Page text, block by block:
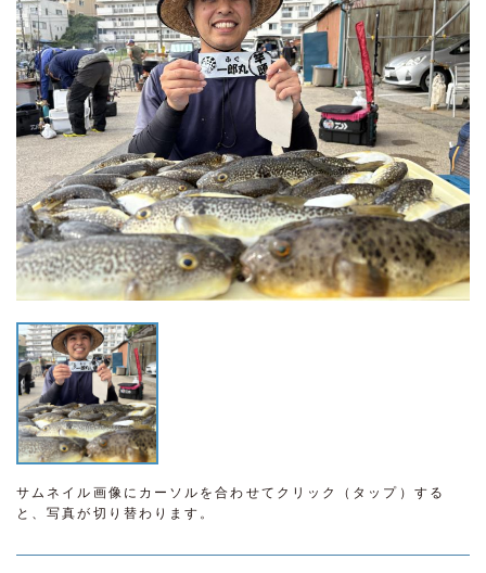
サムネイル画像にカーソルを合わせてクリック（タップ）する
と、写真が切り替わります。